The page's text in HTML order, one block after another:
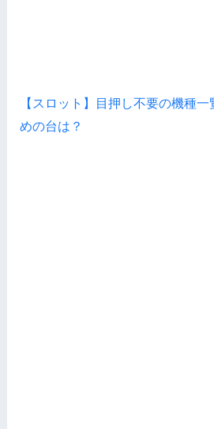
【スロット】目押し不要の機種
めの台は？